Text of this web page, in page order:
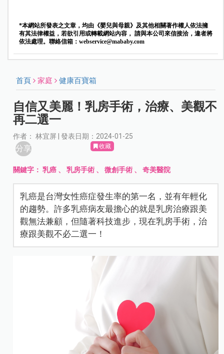
*本網站所發表之文章，均由《嬰兒與母親》及其他相關著作權人依法擁
有其法律權益，若欲引用或轉載網站內容， 請與本公司來信接洽，違者將
依法處理。聯絡信箱： webservice@mababy.com
首頁 家庭 健康百寶箱
自信又美麗！乳房手術，治療、美觀不
再二選一
作者： 林宜屏 | 發表日期：2024-01-25
分享 收藏
關鍵字：乳癌 、乳房手術 、微創手術 、奇美醫院
乳癌是台灣女性癌症發生率的第一名，並有年輕化
的趨勢。許多乳癌病友最擔心的就是乳房治療跟美
觀無法兼顧，但隨著科技進步，現在乳房手術，治
療跟美觀不必二選一！